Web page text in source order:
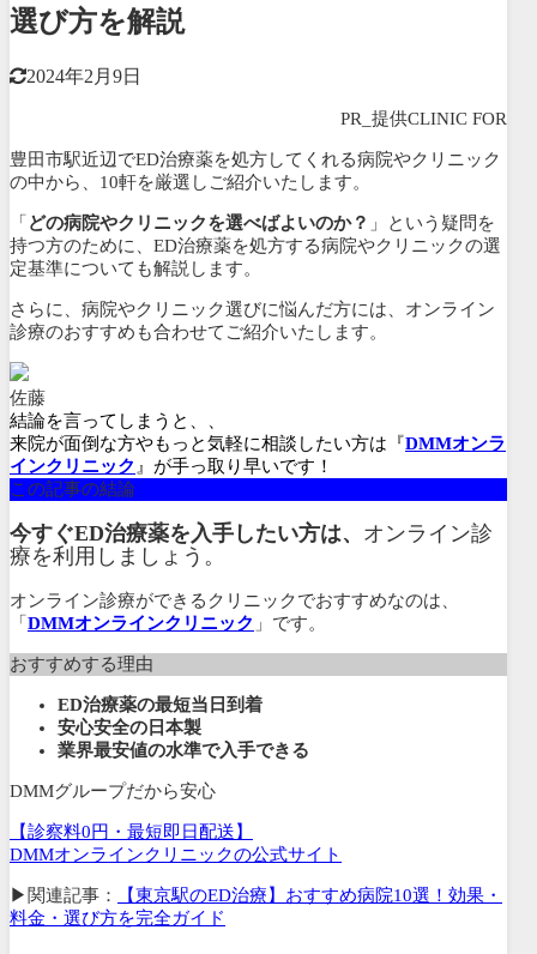
選び方を解説
2024年2月9日
PR_提供CLINIC FOR
豊田市駅近辺でED治療薬を処方してくれる病院やクリニック
の中から、 10軒を厳選しご紹介いたします。
「 どの病院やクリニックを選べばよいのか？ 」という疑問を
持つ方のために、ED治療薬を処方する病院やクリニックの選
定基準についても解説します。
さらに、病院やクリニック選びに悩んだ方には、 オンライン
診療のおすすめも合わせてご紹介いたします。
佐藤
結論を言ってしまうと、、
来院が面倒な方やもっと気軽に相談したい方は『DMMオンラ
インクリニック 』が手っ取り早いです！
この記事の結論
今すぐED治療薬を入手したい方は、 オンライン診
療を利用しましょう。
オンライン診療ができるクリニックでおすすめなのは、
「 DMMオンラインクリニック 」です。
おすすめする理由
ED治療薬の最短当日到着
安心安全の日本製
業界最安値の水準で入手できる
DMMグループだから安心
【診察料0円・最短即日配送】
DMMオンラインクリニックの公式サイト
▶関連記事：
【東京駅のED治療】おすすめ病院10選！効果・
料金・選び方を完全ガイド